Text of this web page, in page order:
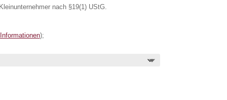
nach §19(1) UStG.
);